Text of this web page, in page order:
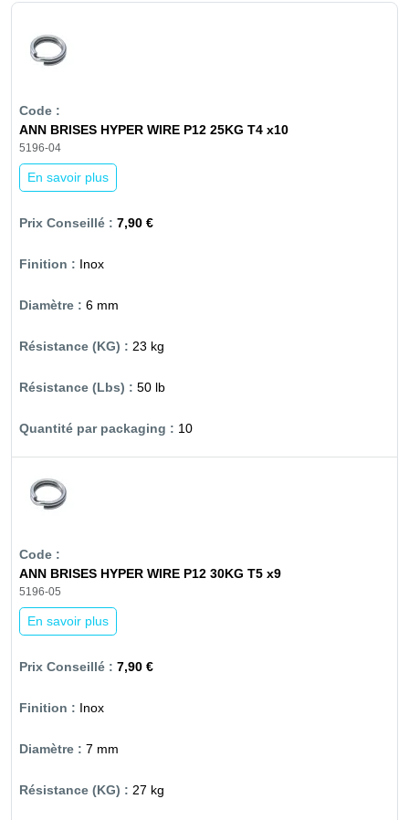
ANN BRISES HYPER WIRE P12 25KG T4 x10
5196-04
En savoir plus
7,90 €
Inox
6 mm
23 kg
50 lb
10
ANN BRISES HYPER WIRE P12 30KG T5 x9
5196-05
En savoir plus
7,90 €
Inox
7 mm
27 kg